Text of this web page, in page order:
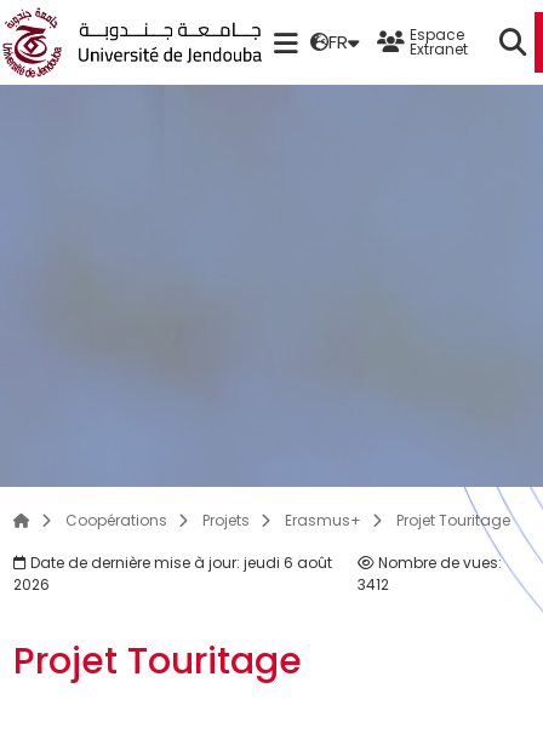
FR Espace
Extranet
Coopérations Projets Erasmus+ Projet Touritage
Date de dernière mise à jour: jeudi 6 août
2026
Nombre de vues:
3412
Projet Touritage